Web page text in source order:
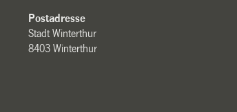
Postadresse
Stadt Winterthur
8403 Winterthur